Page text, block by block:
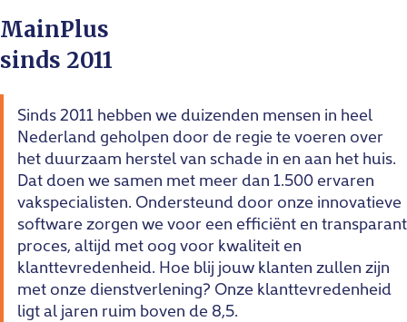
MainPlus
sinds 2011
Sinds 2011 hebben we duizenden mensen in heel
Nederland geholpen door de regie te voeren over
het duurzaam herstel van schade in en aan het huis.
Dat doen we samen met meer dan 1.500 ervaren
vakspecialisten. Ondersteund door onze innovatieve
software zorgen we voor een efficiënt en transparant
proces, altijd met oog voor kwaliteit en
klanttevredenheid. Hoe blij jouw klanten zullen zijn
met onze dienstverlening? Onze klanttevredenheid
ligt al jaren ruim boven de 8,5.